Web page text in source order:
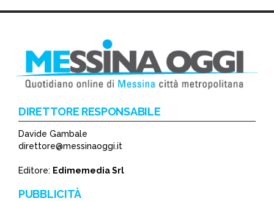
DIRETTORE RESPONSABILE
Davide Gambale
direttore@messinaoggi.it
Editore: Edimemedia Srl
PUBBLICITÀ